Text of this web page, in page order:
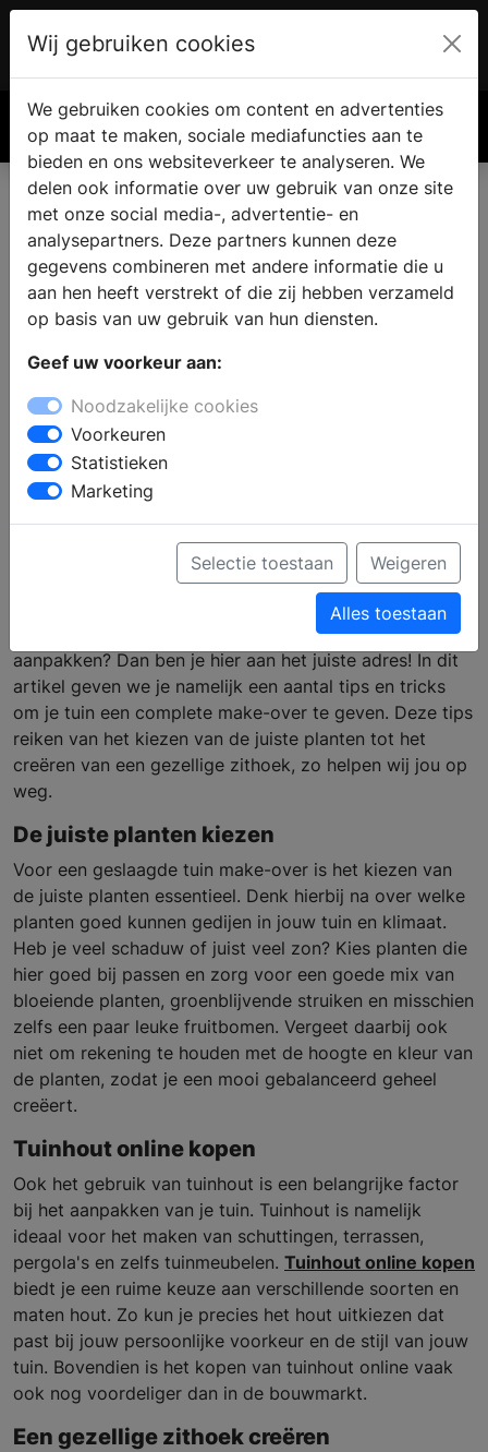
€ 0.00
Je tuin echt aanpakken,
zo doe je dat!
Heb jij, net zoals vele anderen, genoeg van de saaie
uitstraling van je tuin en wil je deze echt eens goed
aanpakken? Dan ben je hier aan het juiste adres! In dit
artikel geven we je namelijk een aantal tips en tricks
om je tuin een complete make-over te geven. Deze tips
reiken van het kiezen van de juiste planten tot het
creëren van een gezellige zithoek, zo helpen wij jou op
weg.
De juiste planten kiezen
Voor een geslaagde tuin make-over is het kiezen van
de juiste planten essentieel. Denk hierbij na over welke
planten goed kunnen gedijen in jouw tuin en klimaat.
Heb je veel schaduw of juist veel zon? Kies planten die
hier goed bij passen en zorg voor een goede mix van
bloeiende planten, groenblijvende struiken en misschien
zelfs een paar leuke fruitbomen. Vergeet daarbij ook
niet om rekening te houden met de hoogte en kleur van
de planten, zodat je een mooi gebalanceerd geheel
creëert.
Tuinhout online kopen
Ook het gebruik van tuinhout is een belangrijke factor
bij het aanpakken van je tuin. Tuinhout is namelijk
ideaal voor het maken van schuttingen, terrassen,
pergola's en zelfs tuinmeubelen. Tuinhout online kopen
biedt je een ruime keuze aan verschillende soorten en
maten hout. Zo kun je precies het hout uitkiezen dat
past bij jouw persoonlijke voorkeur en de stijl van jouw
tuin. Bovendien is het kopen van tuinhout online vaak
ook nog voordeliger dan in de bouwmarkt.
Een gezellige zithoek creëren
Wij gebruiken cookies
We gebruiken cookies om content en advertenties
op maat te maken, sociale mediafuncties aan te
bieden en ons websiteverkeer te analyseren. We
delen ook informatie over uw gebruik van onze site
met onze social media-, advertentie- en
analysepartners. Deze partners kunnen deze
gegevens combineren met andere informatie die u
aan hen heeft verstrekt of die zij hebben verzameld
op basis van uw gebruik van hun diensten.
Geef uw voorkeur aan:
Noodzakelijke cookies
Voorkeuren
Statistieken
Marketing
Selectie toestaan Weigeren
Alles toestaan